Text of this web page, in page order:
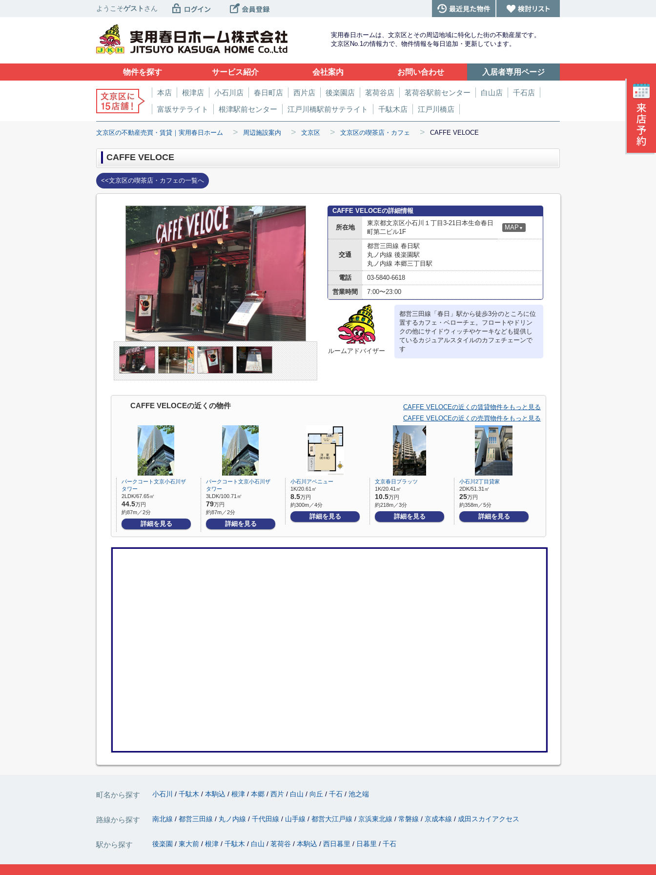
ようこそゲスト さん
実用春日ホームは、文京区とその周辺地域に特化した街の不動産屋です。
文京区No.1の情報力で、物件情報を毎日追加・更新しています。
物件を探す サービス紹介 会社案内 お問い合わせ 入居者専用ページ
本店 根津店 小石川店 春日町店 西片店 後楽園店 茗荷谷店 茗荷谷駅前センター 白山店
千石店
富坂サテライト
根津駅前センター 江戸川橋駅前サテライト 千駄木店 江戸川橋店
文京区の不動産売買・賃貸｜実用春日ホーム > 周辺施設案内 > 文京区 > 文京区の喫茶店・カフェ > CAFFE VELOCE
CAFFE VELOCE
<<文京区の喫茶店・カフェの一覧へ
CAFFE VELOCEの詳細情報
所在地
東京都文京区小石川１丁目3-21日本生命春日
町第二ビル1F
MAP ▼
交通
都営三田線 春日駅
丸ノ内線 後楽園駅
丸ノ内線 本郷三丁目駅
電話
03-5840-6618
営業時間
7:00〜23:00
ルームアドバイザー
都営三田線「春日」駅から徒歩3分のところに位
置するカフェ・ベローチェ。フロートやドリン
クの他にサイドウィッチやケーキなども提供し
ているカジュアルスタイルのカフェチェーンで
す
CAFFE VELOCEの近くの物件
CAFFE VELOCEの近くの賃貸物件をもっと見る
CAFFE VELOCEの近くの売買物件をもっと見る
パークコート文京小石川ザ
タワー
2LDK/67.65㎡
44.5万円
約87m／2分
詳細を見る
パークコート文京小石川ザ
タワー
3LDK/100.71㎡
79万円
約87m／2分
詳細を見る
小石川アベニュー
1K/20.61㎡
8.5万円
約300m／4分
詳細を見る
文京春日プラッツ
1K/20.41㎡
10.5万円
約218m／3分
詳細を見る
小石川2丁目貸家
2DK/51.31㎡
25万円
約358m／5分
詳細を見る
町名から探す 小石川 千駄木 本駒込 根津 本郷 西片 白山 向丘 千石 池之端
路線から探す 南北線 都営三田線 丸ノ内線 千代田線 山手線 都営大江戸線 京浜東北線 常磐線 京成本線 成田スカイアクセス
駅から探す 後楽園 東大前 根津 千駄木 白山 茗荷谷 本駒込 西日暮里 日暮里 千石